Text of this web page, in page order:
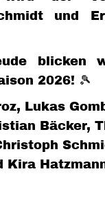
und
blicken
2026! 🎾
Lukas
Bäcker,
Kira